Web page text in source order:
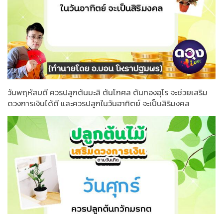
วันพฤหัสบดี ควรปลูกต้นมะลิ ต้นโกศล ต้นทองอุไร จะช่วยเสริม
ดวงการเงินได้ดี และควรปลูกในวันอาทิตย์ จะเป็นสิริมงคล